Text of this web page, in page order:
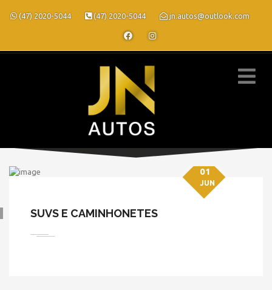
(47) 2020-5044 (47) 2020-5044 jn.autos@outlook.com
SUVS E CAMINHONETES
01
JUN